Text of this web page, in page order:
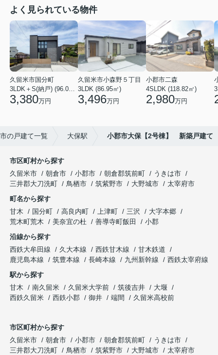
よく見られている物件
久留米市国分町
3LDK＋S(納戸) (96.05㎡)
3,380万円
久留米市小森野５丁目
3LDK (86.95㎡)
3,496万円
小郡市二森
4SLDK (118.82㎡)
2,980万円
の戸建て一覧 大保駅 小郡市大保【2号棟】 新築戸建て
市区町村から探す
久留米市
朝倉市 小郡市 朝倉郡筑前町
うきは市
三井郡大刀洗町
鳥栖市 筑紫野市 大野城市
太宰府市
町名から探す
甘木
国分町 高良内町 上津町 三沢
大字本郷
荒木町荒木
美奈宜の杜 善導寺町飯田
小郡
沿線から探す
西鉄大牟田線
久大本線 西鉄甘木線
甘木鉄道
鹿児島本線
筑豊本線 長崎本線 九州新幹線
西鉄太宰府線
駅から探す
甘木
南久留米 久留米大学前 筑後吉井
大堰
西鉄久留米
西鉄小郡 御井 端間 久留米高校前
市区町村から探す
久留米市
朝倉市 小郡市 朝倉郡筑前町
うきは市
三井郡大刀洗町
鳥栖市 筑紫野市 大野城市
太宰府市